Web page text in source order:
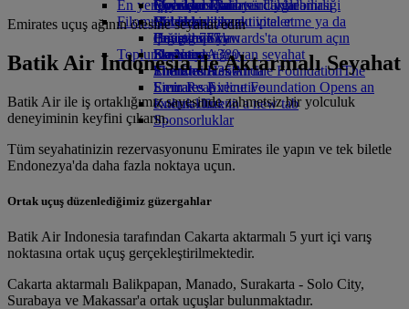
İçecekler
Filomuz
Boeing 777
Emirates A380
Emirates A350
Emirates Executive
Koltuk düzeni
Çocuklar için oyuncaklar
Çocuklar için aktiviteler
Operasyonların sürdürülebilirliği
Çevre politikası
Çevre raporları
Toplumlarımız
The Emirates Airline FoundationThe
Emirates Airline Foundation Opens an
external link in a new tab
Sponsorluklar
En yeni varış noktaları
Helsinki
Hangzhou'ya
Da Nang
Shenzhen
Siem Reap
Skywards Rail
Mil Hesaplayıcı
Emirates Skywards'ta oturum açın
Skywards+
Mobil ve Emirates Uygulaması
Bir rezervasyonu iptal etme ya da
değiştirme
Kesintiye uğrayan seyahat
Emirates Hakkında
Emirates uçuş ağının ötesine seyahat edin
Batik Air Indonesia ile Aktarmalı Seyahat
Batik Air ile iş ortaklığımız sayesinde zahmetsiz bir yolculuk
deneyiminin keyfini çıkarın.
Tüm seyahatinizin rezervasyonunu Emirates ile yapın ve tek biletle
Endonezya'da daha fazla noktaya uçun.
Ortak uçuş düzenlediğimiz güzergahlar
Batik Air Indonesia tarafından Cakarta aktarmalı 5 yurt içi varış
noktasına ortak uçuş gerçekleştirilmektedir.
Cakarta aktarmalı Balikpapan, Manado, Surakarta - Solo City,
Surabaya ve Makassar'a ortak uçuşlar bulunmaktadır.